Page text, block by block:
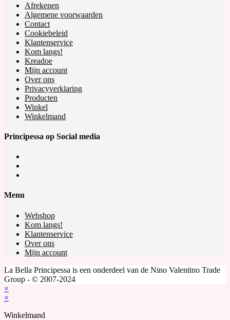
Afrekenen
Algemene voorwaarden
Contact
Cookiebeleid
Klantenservice
Kom langs!
Kreadoe
Mijn account
Over ons
Privacyverklaring
Producten
Winkel
Winkelmand
Principessa op Social media
tab
Menu
Webshop
Kom langs!
Klantenservice
Over ons
Mijn account
La Bella Principessa is een onderdeel van de Nino Valentino Trade
Group - © 2007-2024
×
×
Winkelmand